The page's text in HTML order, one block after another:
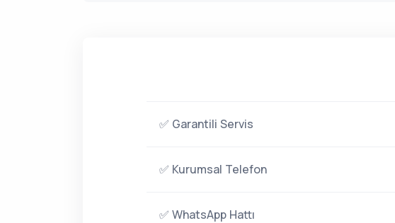
✅ Garantili Servis
✅ Kurumsal Telefon
✅ WhatsApp Hattı